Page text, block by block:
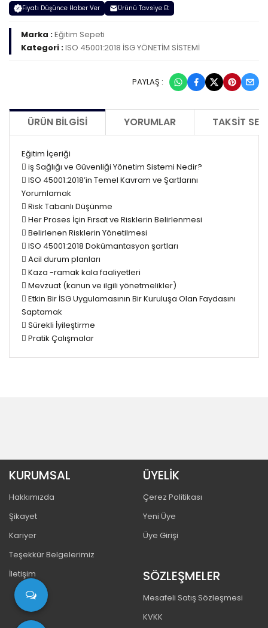
Fiyatı Düşünce Haber Ver Ürünü Tavsiye Et
Marka :Eğitim Sepeti
Kategori :ISO 45001:2018 İSG YÖNETİM SİSTEMİ
PAYLAŞ :
ÜRÜN BILGISI YORUMLAR TAKSIT
Eğitim İçeriği
 iş Sağlığı ve Güvenliği Yönetim Sistemi Nedir?
 ISO 45001:2018’in Temel Kavram ve Şartlarını
Yorumlamak
 Risk Tabanlı Düşünme
 Her Proses İçin Fırsat ve Risklerin Belirlenmesi
 Belirlenen Risklerin Yönetilmesi
 ISO 45001:2018 Dokümantasyon şartları
 Acil durum planları
 Kaza -ramak kala faaliyetleri
 Mevzuat (kanun ve ilgili yönetmelikler)
 Etkin Bir İSG Uygulamasının Bir Kuruluşa Olan Faydasını
Saptamak
 Sürekli İyileştirme
 Pratik Çalışmalar
KURUMSAL
Hakkımızda
Şikayet
Kariyer
Teşekkür Belgelerimiz
İletişim
ÜYELİK
Çerez Politikası
Yeni Üye
Üye Girişi
SÖZLEŞMELER
Mesafeli Satış Sözleşmesi
KVKK